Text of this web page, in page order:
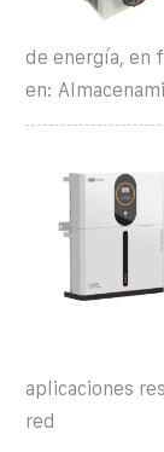
de energía, en
en:
aplicaciones
red